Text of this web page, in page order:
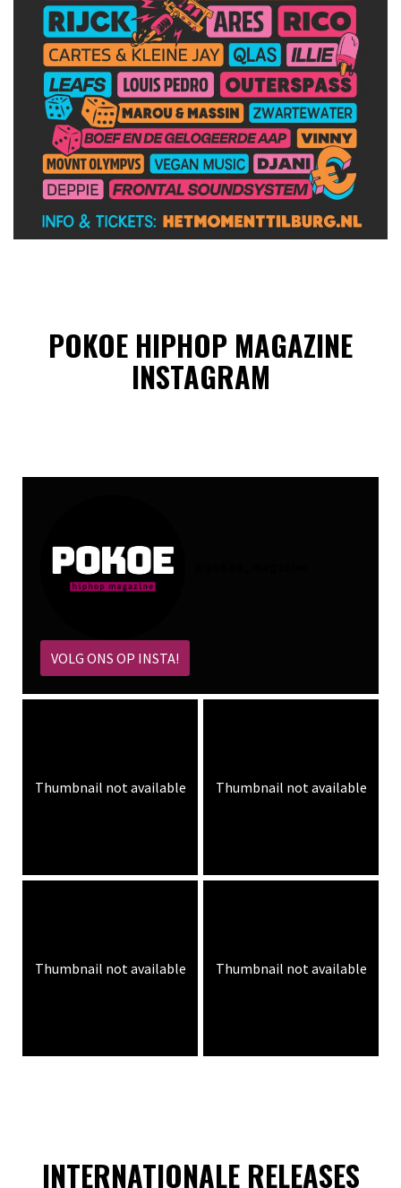
POKOE HIPHOP MAGAZINE
INSTAGRAM
VOLG ONS OP INSTA!
Thumbnail not available Thumbnail not available
Thumbnail not available Thumbnail not available
INTERNATIONALE RELEASES